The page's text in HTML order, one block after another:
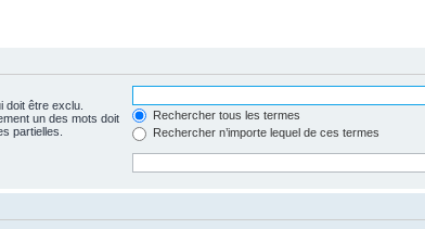
doit être exclu.
un des mots doit
partielles.
Rechercher tous les termes
Rechercher n’importe lequel de ces termes